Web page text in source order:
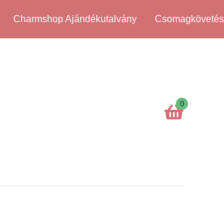
Charmshop Ajándékutalvány Csomagkövetés
0